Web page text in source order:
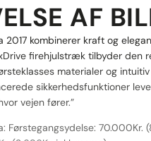
AF
2017 kombinerer kraft og
firehjulstræk tilbyder
materialer og
sikkerhedsfunktioner
vejen fører.”
Førstegangsydelse: 70.000Kr.